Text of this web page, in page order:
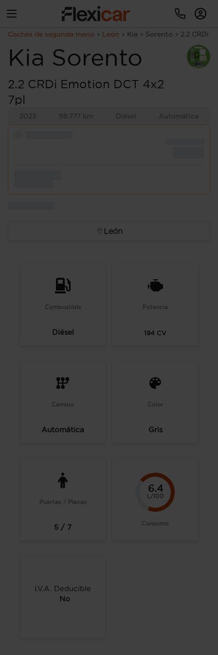
Coches de segunda mano León Kia Sorento 2.2 CRDi
Kia Sorento
2.2 CRDi Emotion DCT 4x2
7pl
2023 98.777 km Diésel Automática
León
Combustible
Diésel
Potencia
194 CV
Cambio
Automática
Color
Gris
Puertas / Plazas
5 / 7
6.4
L/100
Consumo
I.V.A. Deducible
No